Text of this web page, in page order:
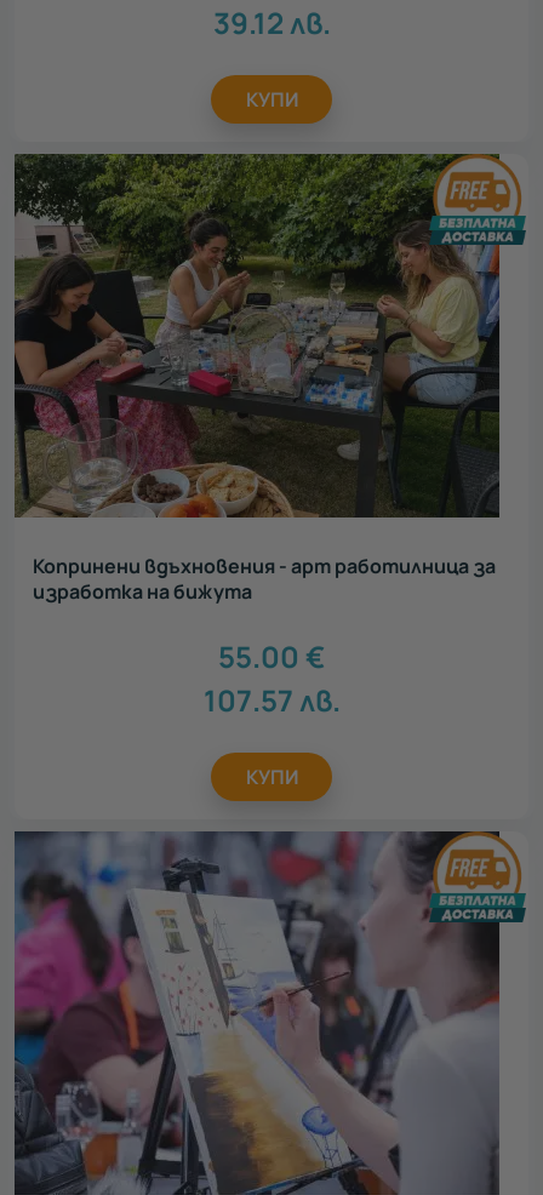
39.12 лв.
КУПИ
Копринени вдъхновения - арт работилница за
изработка на бижута
55.00 €
107.57 лв.
КУПИ